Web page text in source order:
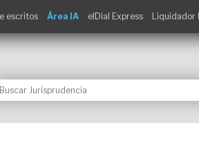
escritos Área IA elDial Express Liquidador